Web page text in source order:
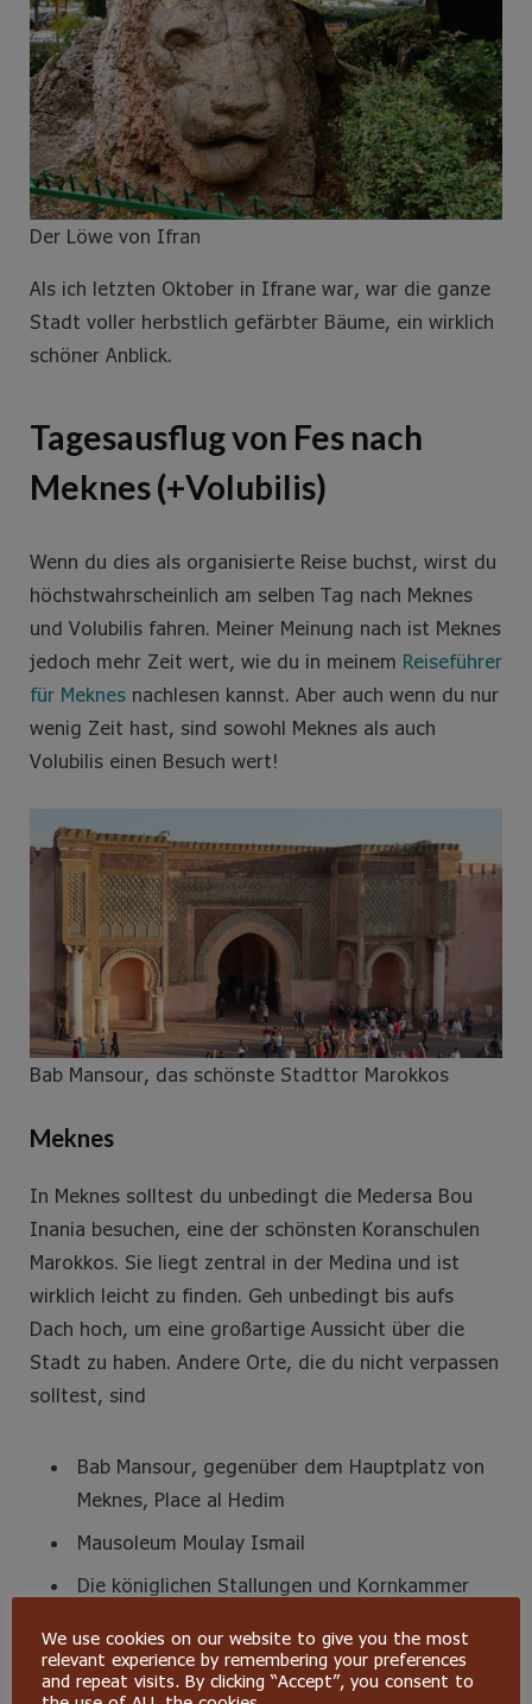
Der Löwe von Ifran
Als ich letzten Oktober in Ifrane war, war die ganze
Stadt voller herbstlich gefärbter Bäume, ein wirklich
schöner Anblick.
Tagesausflug von Fes nach
Meknes (+Volubilis)
Wenn du dies als organisierte Reise buchst, wirst du
höchstwahrscheinlich am selben Tag nach Meknes
und Volubilis fahren. Meiner Meinung nach ist Meknes
jedoch mehr Zeit wert, wie du in meinem Reiseführer
für Meknes nachlesen kannst. Aber auch wenn du nur
wenig Zeit hast, sind sowohl Meknes als auch
Volubilis einen Besuch wert!
Bab Mansour, das schönste Stadttor Marokkos
Meknes
In Meknes solltest du unbedingt die Medersa Bou
Inania besuchen, eine der schönsten Koranschulen
Marokkos. Sie liegt zentral in der Medina und ist
wirklich leicht zu finden. Geh unbedingt bis aufs
Dach hoch, um eine großartige Aussicht über die
Stadt zu haben. Andere Orte, die du nicht verpassen
solltest, sind
Bab Mansour, gegenüber dem Hauptplatz von
Meknes, Place al Hedim
Mausoleum Moulay Ismail
Die königlichen Stallungen und Kornkammer
We use cookies on our website to give you the most
relevant experience by remembering your preferences
and repeat visits. By clicking “Accept”, you consent to